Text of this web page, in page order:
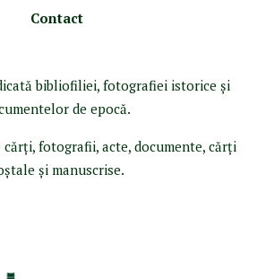
Contact
bibliofiliei, fotografiei istorice şi
de epocă.
fotografii, acte, documente, cărţi
şi manuscrise.